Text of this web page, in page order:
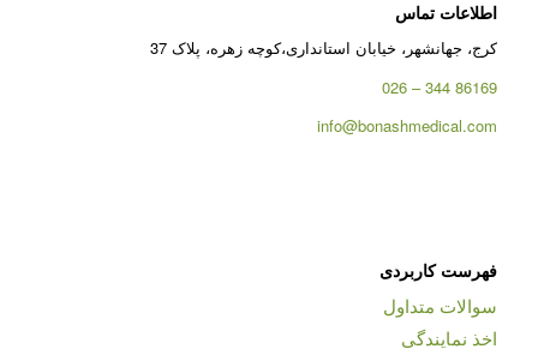
اطلاعات تماس
کرج، جهانشهر، خیابان استانداری،کوچه زهره، پلاک 37
86169 344 – 026
info@bonashmedical.com
فهرست کاربردی
سوالات متداول
اخذ نمایندگی